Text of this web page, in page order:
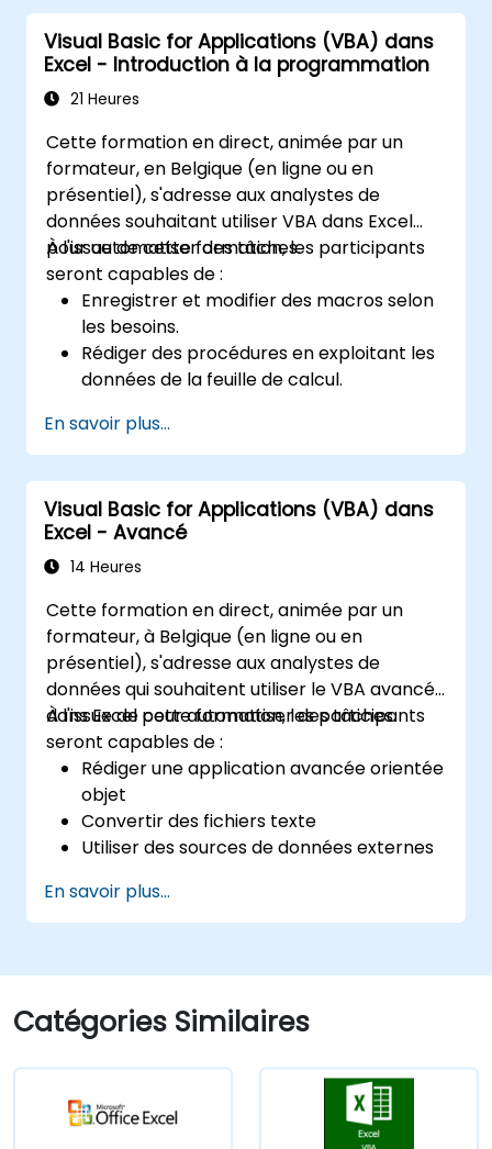
science et à l'éducation. Ses fonctionnalités
polyvalentes permettent l'analyse de
données, la création de rapports, la
gestion des données et de nombreuses
autres applications.
d’interfaces utilisateur, les techniques de
débogage, la gestion des erreurs et les
routines avancées d’analyse Excel, le tout à
travers des exercices pratiques —
de la finance et aux développeurs d’éliminer
les tâches manuelles et de débloquer des
capacités avancées en matière de gestion et
de rapport de données.
Visual Basic for Applications (VBA) dans
Excel - Introduction à la programmation
21 Heures
Cette formation en direct, animée par un
formateur, en Belgique (en ligne ou en
présentiel), s'adresse aux analystes de
données souhaitant utiliser VBA dans Excel
pour automatiser des tâches.
À l'issue de cette formation, les participants
seront capables de :
Enregistrer et modifier des macros selon
les besoins.
Rédiger des procédures en exploitant les
données de la feuille de calcul.
Gérer des événements (mise à jour de
cellule, ouverture de feuille, etc.) au
moyen de gestionnaires d'événements.
Créer des formulaires.
En savoir plus...
Visual Basic for Applications (VBA) dans
Excel - Avancé
14 Heures
Cette formation en direct, animée par un
formateur, à Belgique (en ligne ou en
présentiel), s'adresse aux analystes de
données qui souhaitent utiliser le VBA avancé
dans Excel pour automatiser des tâches.
À l'issue de cette formation, les participants
seront capables de :
Rédiger une application avancée orientée
objet
Convertir des fichiers texte
Utiliser des sources de données externes
En savoir plus...
Catégories Similaires